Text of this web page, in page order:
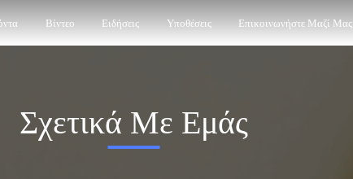
Βίντεο Ειδήσεις Υποθέσεις Επικοινωνήστε Μαζί Μας
Σχετικά Με Εμάς